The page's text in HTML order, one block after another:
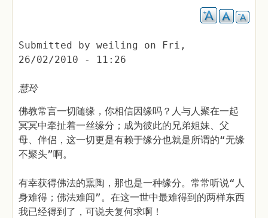
Submitted by weiling on Fri,
26/02/2010 - 11:26
慧玲
佛教常言一切随缘，你相信因缘吗？人与人聚在一起
冥冥中牵扯着一丝缘分；成为彼此的兄弟姐妹、父
母、伴侣，这一切更是有赖于缘分也就是所谓的“无缘
不聚头”啊。
有幸获得佛法的熏陶，那也是一种缘分。常常听说“人
身难得；佛法难闻”。在这一世中最难得到的两样东西
我已经得到了，可说夫复何求啊！